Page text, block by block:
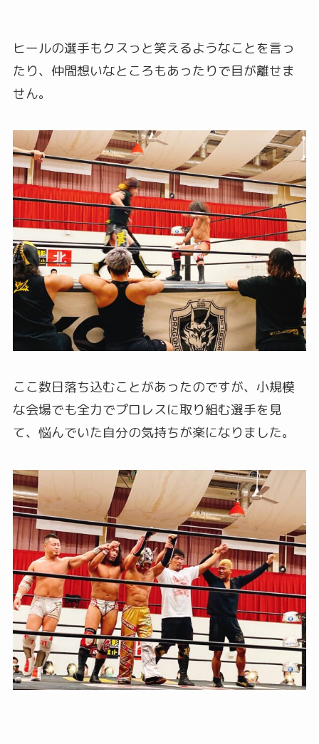
ヒールの選手もクスっと笑えるようなことを言っ
たり、仲間想いなところもあったりで目が離せま
せん。
ここ数日落ち込むことがあったのですが、小規模
な会場でも全力でプロレスに取り組む選手を見
て、悩んでいた自分の気持ちが楽になりました。